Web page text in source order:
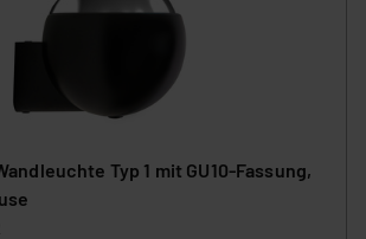
Typ 1 mit GU10-Fassung,